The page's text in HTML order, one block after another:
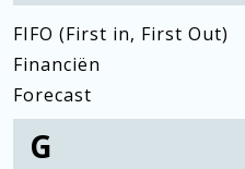
FIFO (First in, First Out)
Financiën
Forecast
G